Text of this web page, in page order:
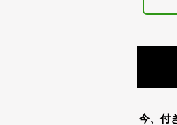
今、付